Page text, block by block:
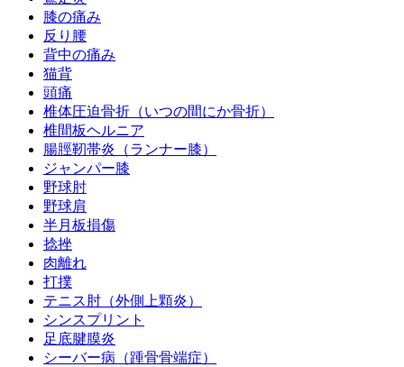
膝の痛み
反り腰
背中の痛み
猫背
頭痛
椎体圧迫骨折（いつの間にか骨折）
椎間板ヘルニア
腸脛靭帯炎（ランナー膝）
ジャンパー膝
野球肘
野球肩
半月板損傷
捻挫
肉離れ
打撲
テニス肘（外側上顆炎）
シンスプリント
足底腱膜炎
シーバー病（踵骨骨端症）